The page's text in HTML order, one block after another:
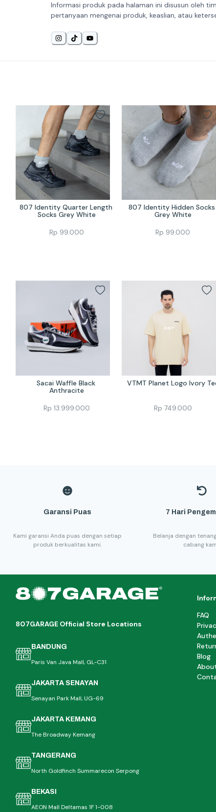
Informasi produk pada halaman ini disusun oleh
pertanyaan mengenai produk, keaslian, atau
807 Identity Quarter Length
Socks Grey White
Rp 99.000
807 Identity Hidden Socks
Grey White
Rp 99.000
Sacai Waffle Black
Anthracite
Rp13.999.000
VTMT Planet Logo Ivory
Rp 749.000
Garansi Puas
Kami garansi Anda puas dengan setiap
produk berkualitas kami.
7 Hari
Belanja dengan
cabang
807GARAGE Official Store Locations
BANDUNG
Paris Van Java Mall, GL-C31
JAKARTA SENAYAN
Senayan Park Mall, UG-69
JAKARTA KEMANG
The Broadway Kemang
TANGERANG
North Goldfinch Summarecon Serpong
BEKASI
AEON Mall Deltamas 1F 1-008
FAQ
Blog